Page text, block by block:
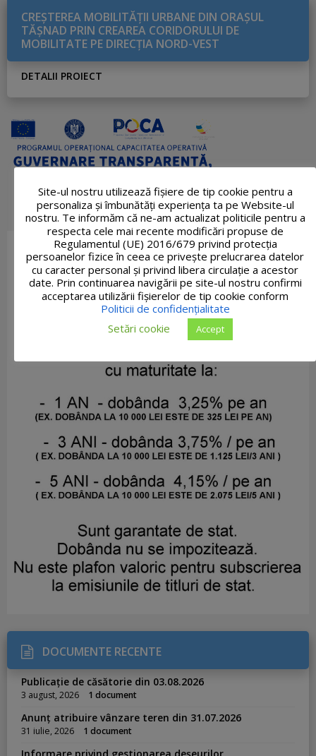
CREŞTEREA MOBILITĂŢII URBANE DIN ORAŞUL
TĂŞNAD PRIN CREAREA CORIDORULUI DE
MOBILITATE PE DIRECŢIA NORD-VEST
DETALII PROIECT
DOCUMENTE RECENTE
Publicație de căsătorie din 03.08.2026
3 august, 2026 1 document
Anunț atribuire vânzare teren din 31.07.2026
31 iulie, 2026 1 document
Site-ul nostru utilizează fişiere de tip cookie pentru a
personaliza și îmbunătăți experiența ta pe Website-ul
nostru. Te informăm că ne-am actualizat politicile pentru a
respecta cele mai recente modificări propuse de
Regulamentul (UE) 2016/679 privind protecția
persoanelor fizice în ceea ce privește prelucrarea datelor
cu caracter personal și privind libera circulație a acestor
date. Prin continuarea navigării pe site-ul nostru confirmi
acceptarea utilizării fişierelor de tip cookie conform
Politicii de confidențialitate
Setări cookie
Accept